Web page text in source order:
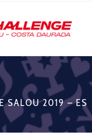
SALOU 2019 – ES